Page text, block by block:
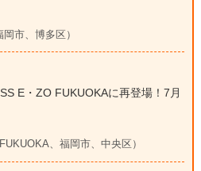
市、博多区）
E・ZO FUKUOKAに再登場！7月
、福岡市、中央区）